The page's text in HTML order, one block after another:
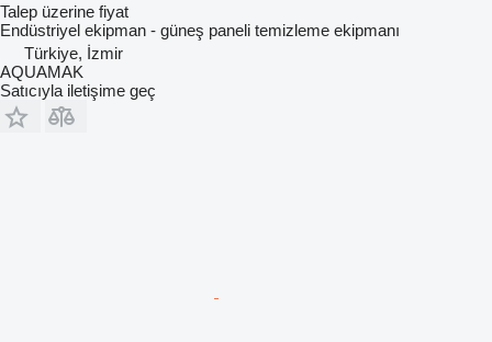
Talep üzerine fiyat
Endüstriyel ekipman - güneş paneli temizleme ekipmanı
Türkiye, İzmir
AQUAMAK
Satıcıyla iletişime geç